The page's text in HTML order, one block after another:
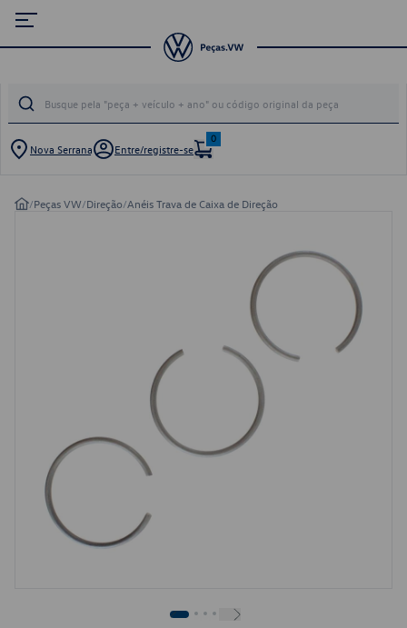
Nova Serrana Entre/registre-se
0
/Peças VW/Direção/Anéis Trava de Caixa de Direção